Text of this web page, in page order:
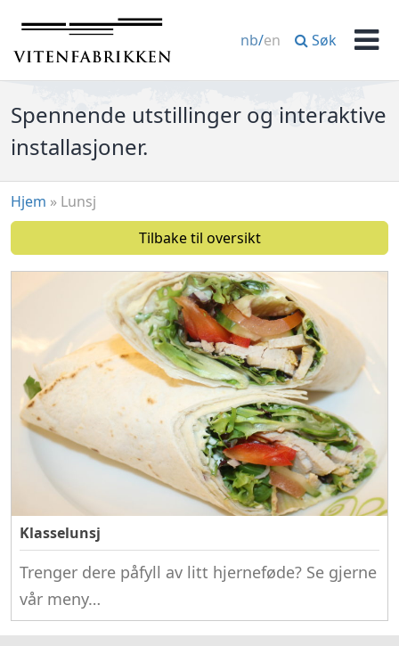
innhold
nb/en Søk
Spennende utstillinger og interaktive
installasjoner.
Hjem » Lunsj
Tilbake til oversikt
Klasselunsj
Trenger dere påfyll av litt hjerneføde? Se gjerne
vår meny…